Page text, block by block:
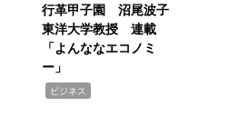
行革甲子園 沼尾波子
東洋大学教授 連載
「よんななエコノミ
ー」
ビジネス